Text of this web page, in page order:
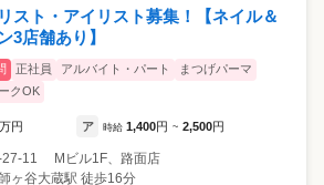
スト・アイリスト募集！【ネイル＆
3店舗あり】
正社員 アルバイト・パート
まつげパーマ
クOK
万円 ア 時給 1,400円 ~ 2,500円
27-11 Mビル1F、路面店
ヶ谷大蔵駅 徒歩16分